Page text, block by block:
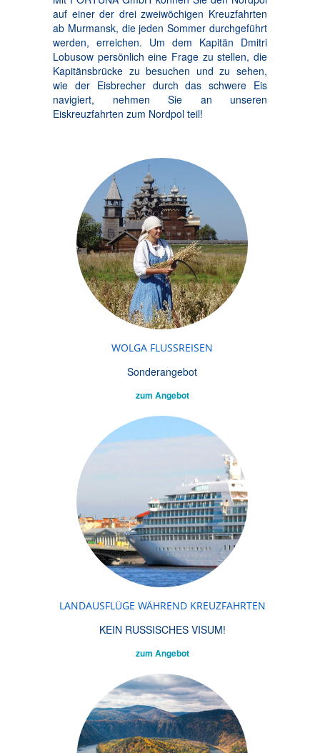
auf einer der drei zweiwöchigen Kreuzfahrten
ab Murmansk, die jeden Sommer durchgeführt
werden, erreichen. Um dem Kapitän Dmitri
Lobusow persönlich eine Frage zu stellen, die
Kapitänsbrücke zu besuchen und zu sehen,
wie der Eisbrecher durch das schwere Eis
navigiert, nehmen Sie an unseren
Eiskreuzfahrten zum Nordpol teil!
WOLGA FLUSSREISEN
Sonderangebot
zum Angebot
LANDAUSFLÜGE WÄHREND KREUZFAHRTEN
KEIN RUSSISCHES VISUM!
zum Angebot